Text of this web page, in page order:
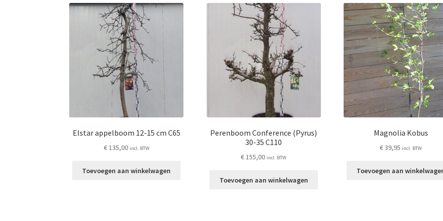
Elstar appelboom 12-15 cm C65
€135,00 incl. BTW
Toevoegen aan winkelwagen
Perenboom Conference (Pyrus)
30-35 C110
€155,00 incl. BTW
Toevoegen aan winkelwagen
Magnolia Kobus
€39,95 incl. BTW
Toevoegen aan